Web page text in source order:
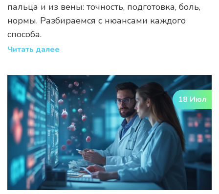
пальца и из вены: точность, подготовка, боль,
нормы. Разбираемся с нюансами каждого
способа.
Читать далее
18 Июл